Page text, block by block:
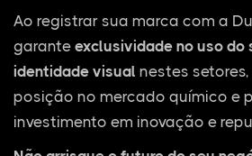
Ao registrar sua marca com a
garante exclusividade no uso do
identidade visual nestes
posição no mercado químico e
investimento em inovação e